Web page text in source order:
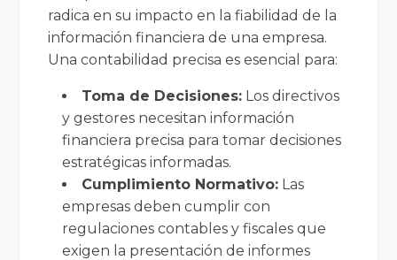
radica en su impacto en la fiabilidad de la
información financiera de una empresa.
Una contabilidad precisa es esencial para:
Toma de Decisiones: Los directivos
y gestores necesitan información
financiera precisa para tomar decisiones
estratégicas informadas.
Cumplimiento Normativo: Las
empresas deben cumplir con
regulaciones contables y fiscales que
exigen la presentación de informes